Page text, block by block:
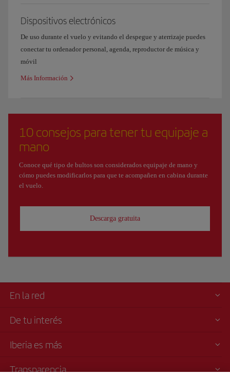
Dispositivos electrónicos
De uso durante el vuelo y evitando el despegue y aterrizaje puedes
conectar tu ordenador personal, agenda, reproductor de música y
móvil
Más Información
10 consejos para tener tu equipaje a
mano
Conoce qué tipo de bultos son considerados equipaje de mano y
cómo puedes modificarlos para que te acompañen en cabina durante
el vuelo.
Descarga gratuita
En la red
De tu interés
Iberia es más
Transparencia